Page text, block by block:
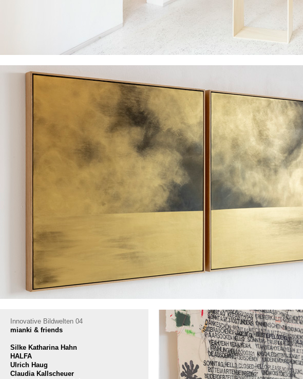
Innovative Bildwelten 04
mianki & friends
Silke Katharina Hahn
HALFA
Ulrich Haug
Claudia Kallscheuer